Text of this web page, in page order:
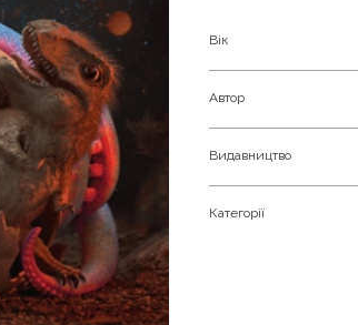
Вік
Автор
Видавництво
Категорії